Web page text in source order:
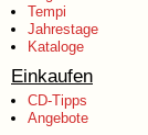
Tempi
Jahrestage
Kataloge
Einkaufen
CD-Tipps
Angebote